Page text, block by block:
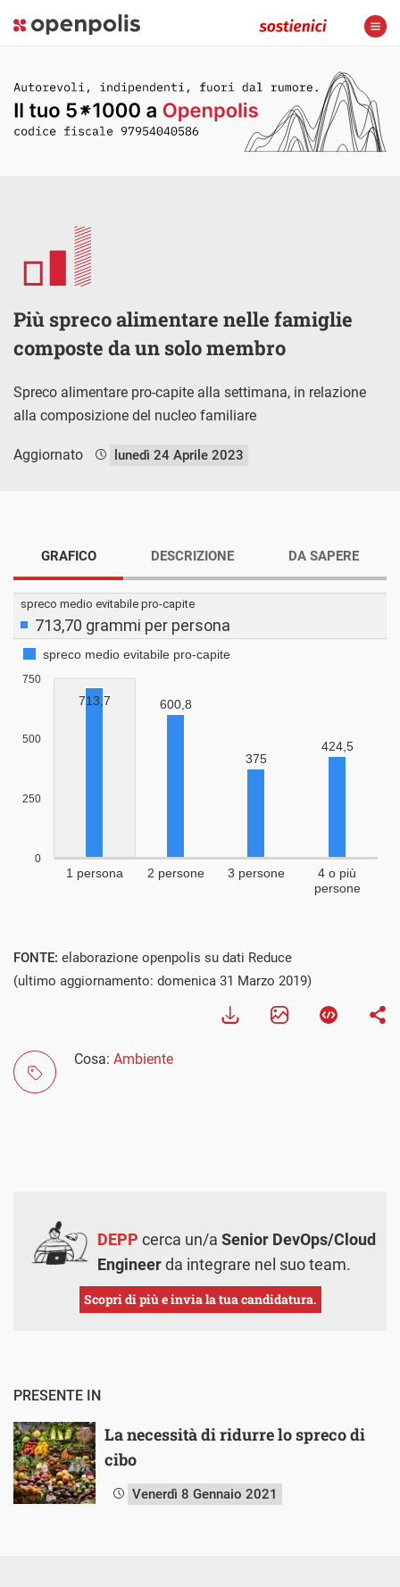
Più spreco alimentare nelle famiglie
composte da un solo membro
Spreco alimentare pro-capite alla settimana, in relazione
alla composizione del nucleo familiare
Aggiornato lunedì 24 Aprile 2023
GRAFICO DESCRIZIONE DA SAPERE
FONTE: elaborazione openpolis su dati Reduce
(ultimo aggiornamento: domenica 31 Marzo 2019)
Cosa: Ambiente
DEPP cerca un/a Senior DevOps/Cloud
Engineerda integrare nel suo team.
Scopri di più e invia la tua candidatura.
PRESENTE IN
La necessità di ridurre lo spreco di
cibo
Venerdì 8 Gennaio 2021